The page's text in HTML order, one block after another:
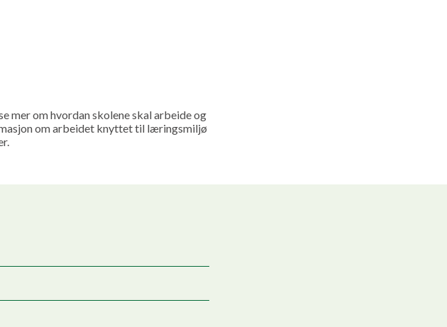
mer om hvordan skolene skal arbeide og
om arbeidet knyttet til læringsmiljø